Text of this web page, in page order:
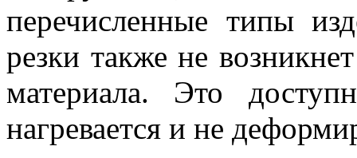
перечисленные типы
резки также не
материала. Это
нагревается и не